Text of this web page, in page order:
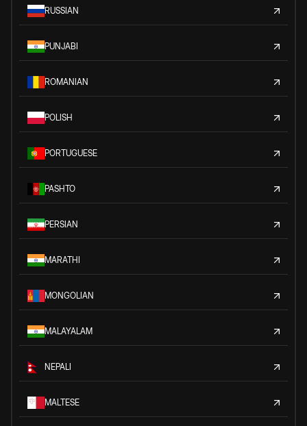
RUSSIAN
PUNJABI
ROMANIAN
POLISH
PORTUGUESE
PASHTO
PERSIAN
MARATHI
MONGOLIAN
MALAYALAM
NEPALI
MALTESE